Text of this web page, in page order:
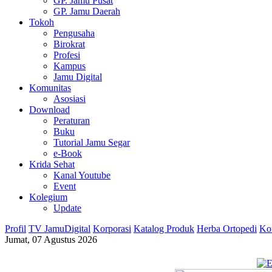
GP. Jamu Daerah
Tokoh
Pengusaha
Birokrat
Profesi
Kampus
Jamu Digital
Komunitas
Asosiasi
Download
Peraturan
Buku
Tutorial Jamu Segar
e-Book
Krida Sehat
Kanal Youtube
Event
Kolegium
Update
Profil TV JamuDigital Korporasi Katalog Produk Herba Ortopedi
Jumat, 07 Agustus 2026